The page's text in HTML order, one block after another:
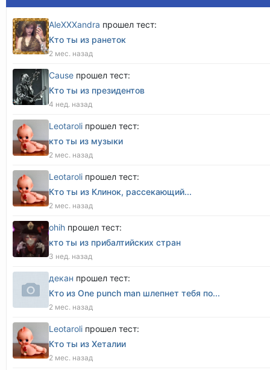
AleXXXandra прошел тест:
Кто ты из ранеток
2 мес. назад
Cause прошел тест:
Кто ты из президентов
4 нед. назад
Leotaroli прошел тест:
кто ты из музыки
2 мес. назад
Leotaroli прошел тест:
Кто ты из Клинок, рассекающий...
2 мес. назад
оhih прошел тест:
кто ты из прибалтийских стран
3 нед. назад
декан прошел тест:
Кто из One punch man шлепнет тебя по...
2 мес. назад
Leotaroli прошел тест:
Кто ты из Хеталии
2 мес. назад